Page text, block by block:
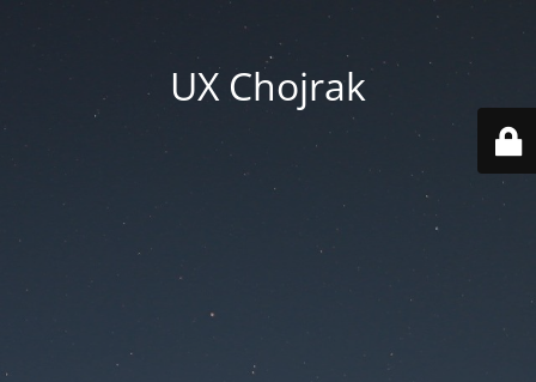
UX Chojrak